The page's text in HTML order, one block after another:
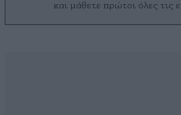
και μάθετε πρώτοι όλες τις